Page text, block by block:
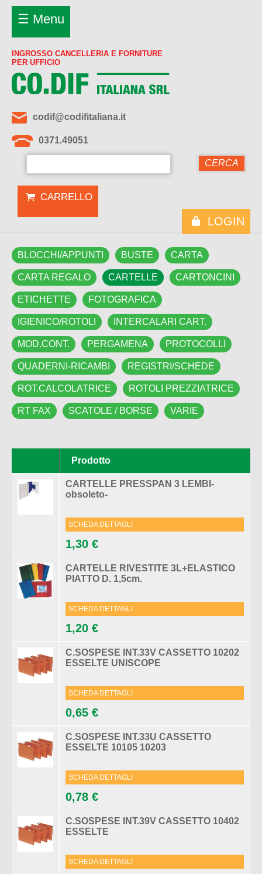
☰ Menu
INGROSSO CANCELLERIA E FORNITURE
PER UFFICIO
codif@codifitaliana.it
0371.49051
LOGIN
CARRELLO
BLOCCHI/APPUNTI BUSTE CARTA
CARTA REGALO CARTELLE CARTONCINI
ETICHETTE FOTOGRAFICA
IGIENICO/ROTOLI INTERCALARI CART.
MOD.CONT. PERGAMENA PROTOCOLLI
QUADERNI-RICAMBI REGISTRI/SCHEDE
ROT.CALCOLATRICE ROTOLI PREZZIATRICE
RT FAX SCATOLE / BORSE VARIE
Prodotto
CARTELLE PRESSPAN 3 LEMBI-
obsoleto-
SCHEDA DETTAGLI
1,30 €
CARTELLE RIVESTITE 3L+ELASTICO
PIATTO D. 1,5cm.
SCHEDA DETTAGLI
1,20 €
C.SOSPESE INT.33V CASSETTO 10202
ESSELTE UNISCOPE
SCHEDA DETTAGLI
0,65 €
C.SOSPESE INT.33U CASSETTO
ESSELTE 10105 10203
SCHEDA DETTAGLI
0,78 €
C.SOSPESE INT.39V CASSETTO 10402
ESSELTE
SCHEDA DETTAGLI
Pagine